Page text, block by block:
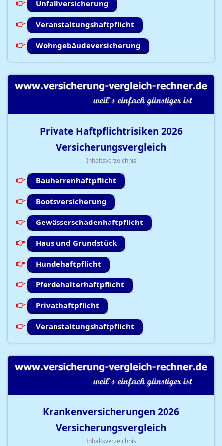
Unfallversicherung
Veranstaltungshaftpflicht
Wohngebäudeversicherung
Private Haftpflichtrisiken 2026
Versicherungsvergleich
Inhaltsverzeichnis
Bauherrenhaftpflicht
Bootsversicherung
Gewässerschadenhaftpflicht
Haus und Grundstück
Hundehaftpflicht
Pferdehalterhaftpflicht
Privathaftpflicht
Veranstaltungshaftpflicht
Krankenversicherungen 2026
Versicherungsvergleich
Inhaltsverzeichnis